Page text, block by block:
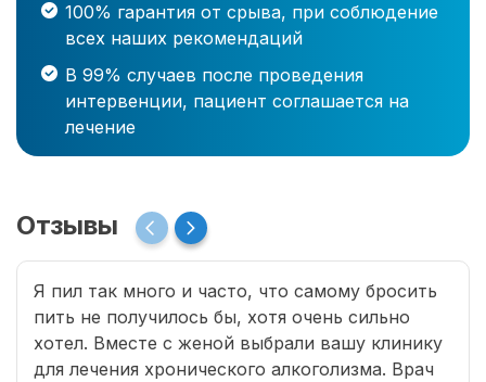
100% гарантия от срыва, при соблюдение
всех наших рекомендаций
В 99% случаев после проведения
интервенции, пациент соглашается на
лечение
Отзывы
Я пил так много и часто, что самому бросить
пить не получилось бы, хотя очень сильно
хотел. Вместе с женой выбрали вашу клинику
для лечения хронического алкоголизма. Врач